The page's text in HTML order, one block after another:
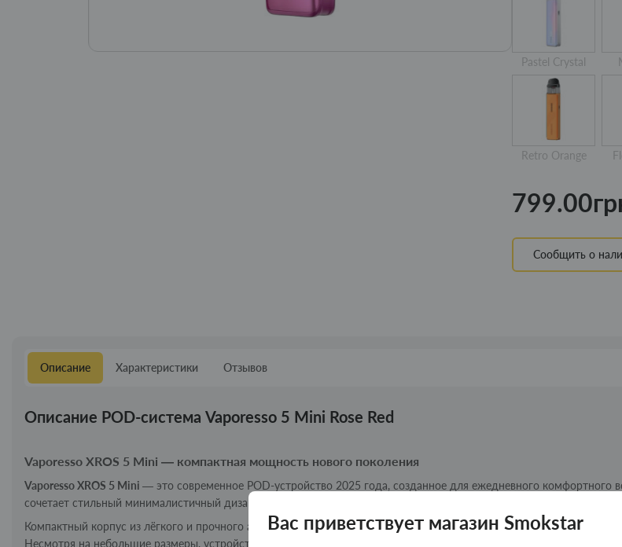
Вас приветствует магазин Smokstar
Pastel Crystal
Retro Orange
Сообщить о
Описание Характеристики Отзывов
Описание POD-система Vaporesso 5 Mini Rose Red
Vaporesso XROS 5 Mini — компактная мощность нового поколения
Vaporesso XROS 5 Mini — это современное POD-устройство 2025 года, созданное для ежедневного комфортного
сочетает стильный минималистичный дизайн, высокую автономность и передовые технологии передачи вкуса.
Компактный корпус из лёгкого и прочного алюминия (110,5 × 24,2 × 14,1 мм) удобно лежит в руке и легко
Несмотря на небольшие размеры, устройство оснащено мощным аккумулятором 1500 мАч, который обеспечивает